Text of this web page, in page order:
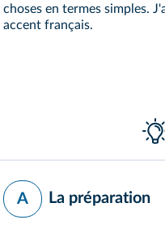
choses en termes simples.
accent français.
A La préparation